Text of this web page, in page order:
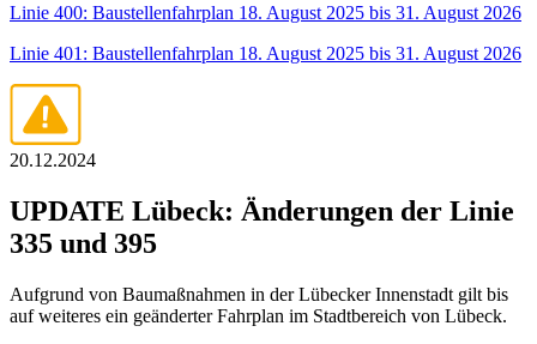
Linie 400: Baustellenfahrplan 18. August 2025 bis 31. August 2026
Linie 401: Baustellenfahrplan 18. August 2025 bis 31. August 2026
20.12.2024
UPDATE Lübeck: Änderungen der Linie
335 und 395
Aufgrund von Baumaßnahmen in der Lübecker Innenstadt gilt bis
auf weiteres ein geänderter Fahrplan im Stadtbereich von Lübeck.